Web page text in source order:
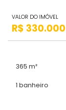
VALOR DO IMÓVEL
R$ 330.000
365 m²
1 banheiro